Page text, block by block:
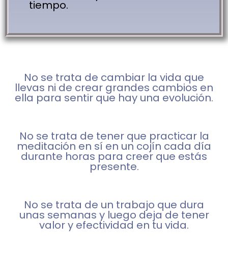
tiempo.
No se trata de cambiar la vida que
llevas ni de crear grandes cambios en
ella para sentir que hay una evolución.
No se trata de tener que practicar la
meditación en sí en un cojín cada día
durante horas para creer que estás
presente.
No se trata de un trabajo que dura
unas semanas y luego deja de tener
valor y efectividad en tu vida.